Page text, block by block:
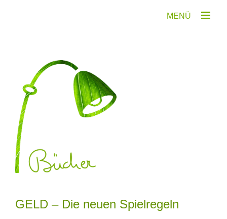
GELD – Die neuen Spielregeln